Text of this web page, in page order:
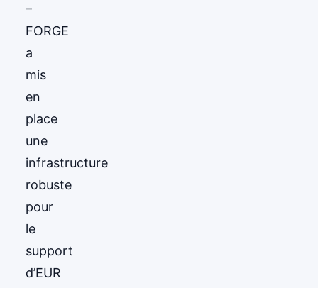
–
FORGE
a
mis
en
place
une
infrastructure
robuste
pour
le
support
d’EUR